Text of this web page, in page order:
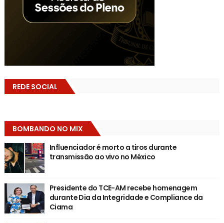
REDE SOCIAL
BOMBANDO NO MIX
Influenciador é morto a tiros durante
transmissão ao vivo no México
Presidente do TCE-AM recebe homenagem
durante Dia da Integridade e Compliance da
Ciama